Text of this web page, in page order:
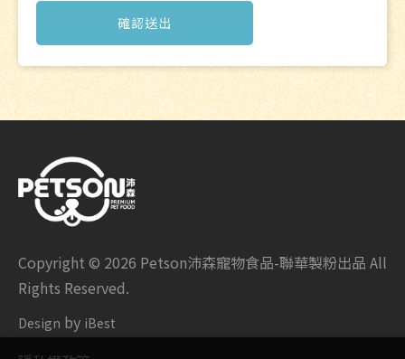
確認送出
Copyright © 2026 Petson沛森寵物食品-聯華製粉出品 All
Rights Reserved.
Design by iBest